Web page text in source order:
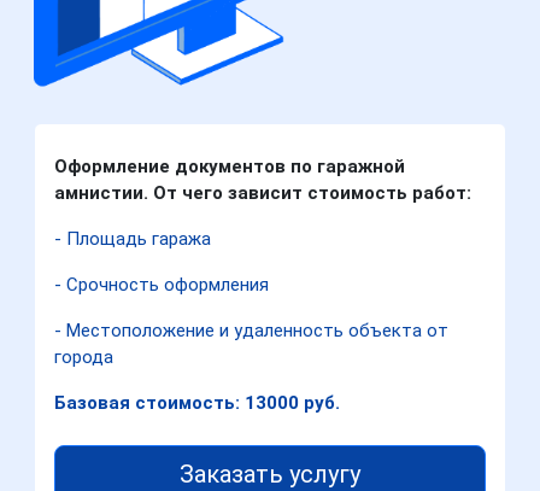
Оформление документов по гаражной
амнистии. От чего зависит стоимость работ:
- Площадь гаража
- Срочность оформления
- Местоположение и удаленность объекта от
города
Базовая стоимость: 13000 руб.
Заказать услугу